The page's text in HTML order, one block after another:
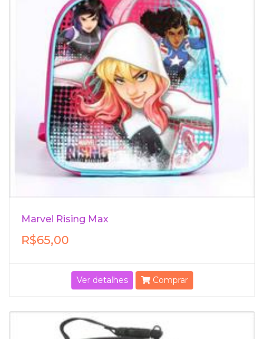
Marvel Rising Max
R$65,00
Ver detalhes Comprar